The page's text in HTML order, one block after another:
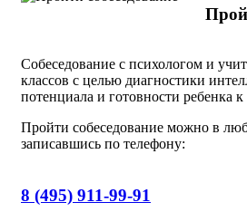
Собеседование с психологом и
классов с целью диагностики
потенциала и готовности ребенка
Пройти собеседование можно в
записавшись по телефону:
8 (495) 911-99-91